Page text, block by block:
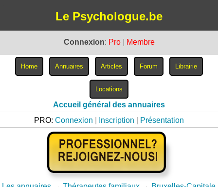
Le Psychologue.be
Connexion: Pro Membre
Accueil général des annuaires
PRO: Connexion Inscription Présentation